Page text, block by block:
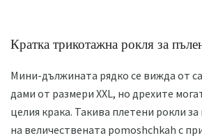
Кратка трикотажна рокля за
Мини-дължината рядко се вижда от
дами от размери XXL, но дрехите
целия крака. Такива плетени рокли
на величествената pomoshchkah с